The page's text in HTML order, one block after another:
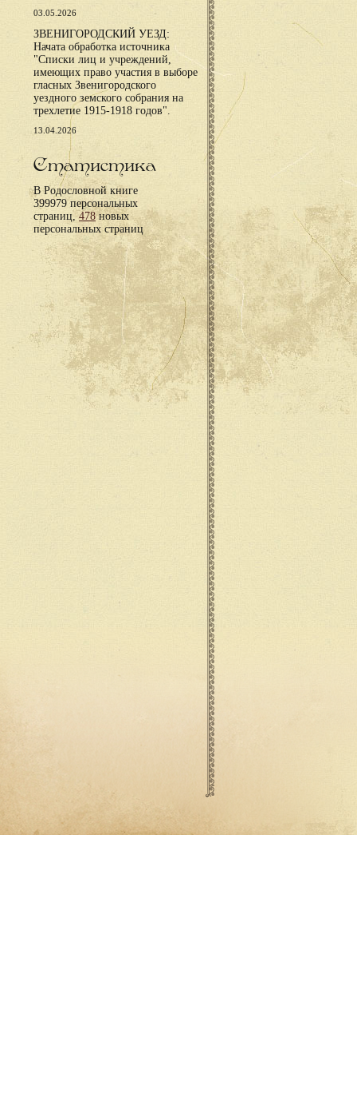
03.05.2026
ЗВЕНИГОРОДСКИЙ УЕЗД:
Начата обработка источника
"Списки лиц и учреждений,
имеющих право участия в выборе
гласных Звенигородского
уездного земского собрания на
трехлетие 1915-1918 годов".
13.04.2026
Статистика
В Родословной книге
399979 персональных
страниц,478новых
персональных страниц